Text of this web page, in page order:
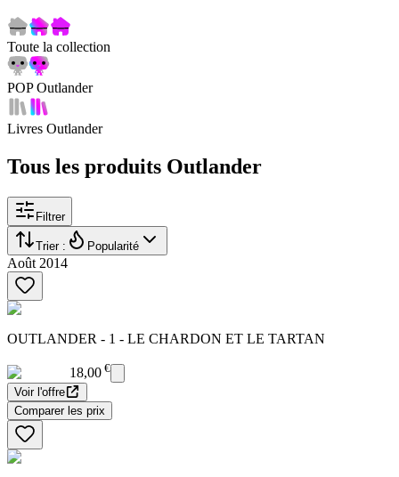
Toute la collection
POP Outlander
Livres Outlander
Tous les produits Outlander
Filtrer
Trier : Popularité
Août 2014
OUTLANDER - 1 - LE CHARDON ET LE TARTAN
18,00 €
Voir l'offre
Comparer les prix